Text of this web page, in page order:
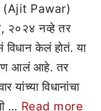
(Ajit Pawar)
२०२४ नव्हे तर
केलं होतं. या
आलं आहे. तर
यांच्या विधानांचा
… Read more